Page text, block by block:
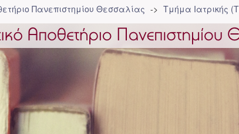
Πανεπιστημίου Θεσσαλίας Τμήμα Ιατρικής